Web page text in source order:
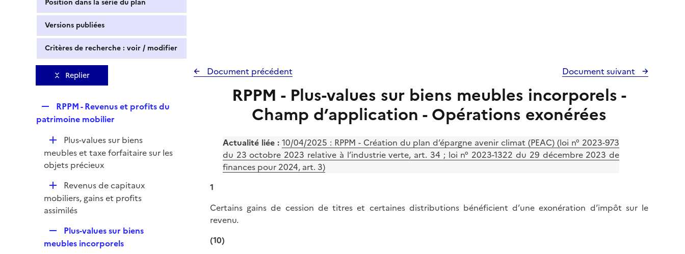
Position dans la série du plan
Versions publiées
Critères de recherche : voir / modifier
Replier
e
l
i
e
r
RPPM - Revenus et profits du
patrimoine mobilier
D
é
p
e
r
Plus-values sur biens
meubles et taxe forfaitaire sur les
objets précieux
D
é
p
e
Revenus de capitaux
mobiliers, gains et profits
assimilés
e
Plus-values sur biens
meubles incorporels
Document précédent Document suivant
RPPM - Plus-values sur biens meubles incorporels -
Champ d’application - Opérations exonérées
Actualité liée : 10/04/2025 : RPPM - Création du plan d’épargne avenir climat (PEAC) (loi n° 2023-973
du 23 octobre 2023 relative à l’industrie verte, art. 34 ; loi n° 2023-1322 du 29 décembre 2023 de
finances pour 2024, art. 3)
1
Certains gains de cession de titres et certaines distributions bénéficient d’une exonération d’impôt sur le
revenu.
(10)